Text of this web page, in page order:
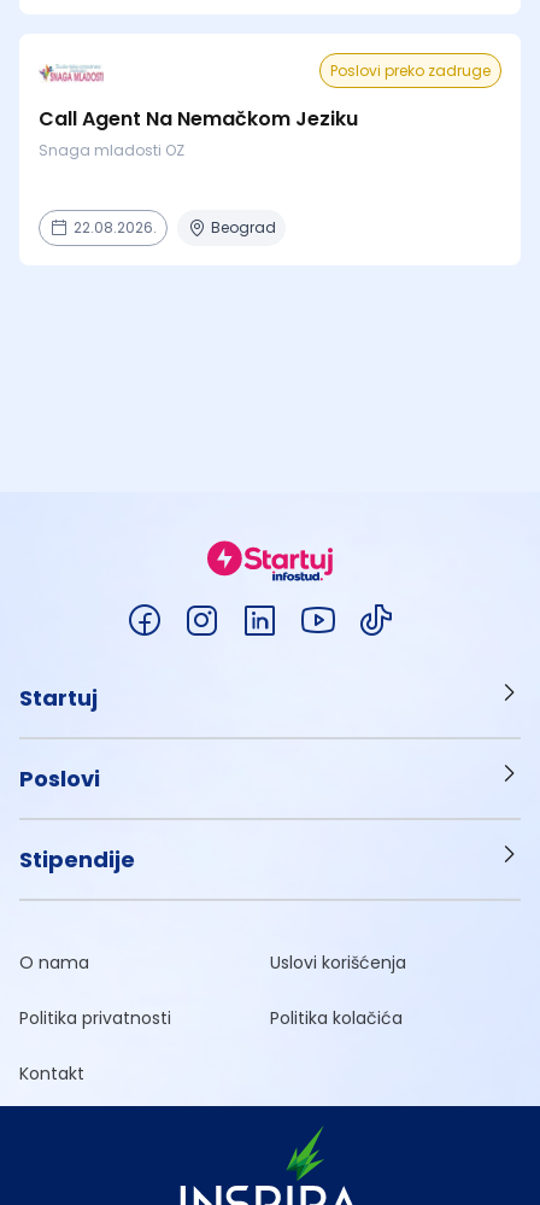
Poslovi preko zadruge
Call Agent Na Nemačkom Jeziku
Snaga mladosti OZ
22.08.2026. Beograd
Startuj
Poslovi
Stipendije
O nama Uslovi korišćenja
Politika privatnosti Politika kolačića
Kontakt